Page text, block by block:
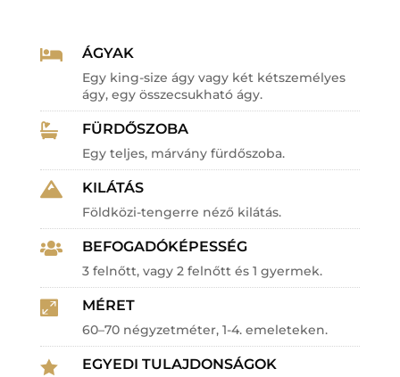
 ÁGYAK
Egy king-size ágy vagy két kétszemélyes
ágy, egy összecsukható ágy.
 FÜRDŐSZOBA
Egy teljes, márvány fürdőszoba.
 KILÁTÁS
Földközi-tengerre néző kilátás.
 BEFOGADÓKÉPESSÉG
3 felnőtt, vagy 2 felnőtt és 1 gyermek.
 MÉRET
60–70 négyzetméter, 1-4. emeleteken.
 EGYEDI TULAJDONSÁGOK